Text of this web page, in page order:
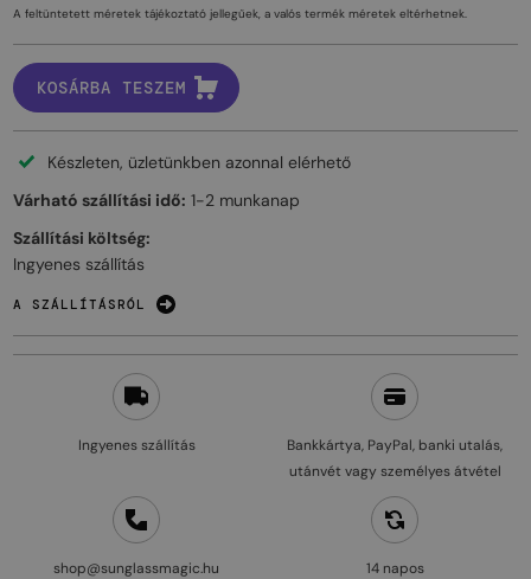
Ingyenes szállítás
Bankkártya, PayPal, banki utalás,
utánvét vagy személyes átvétel
shop@sunglassmagic.hu
14 napos
A feltüntetett méretek tájékoztató jellegűek, a valós termék méretek eltérhetnek.
KOSÁRBA TESZEM
Készleten, üzletünkben azonnal elérhető
Várható szállítási idő: 1-2 munkanap
Szállítási költség:
Ingyenes szállítás
A SZÁLLÍTÁSRÓL